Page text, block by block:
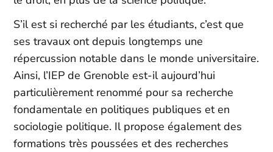
S’il est si recherché par les étudiants, c’est que
ses travaux ont depuis longtemps une
répercussion notable dans le monde universitaire.
Ainsi, l’IEP de Grenoble est-il aujourd’hui
particulièrement renommé pour sa recherche
fondamentale en politiques publiques et en
sociologie politique. Il propose également des
formations très poussées et des recherches